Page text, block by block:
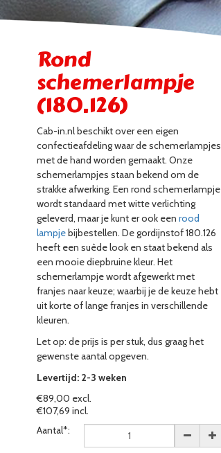
Rond
schemerlampje
(180.126)
Cab-in.nl beschikt over een eigen
confectieafdeling waar de schemerlampjes
met de hand worden gemaakt. Onze
schemerlampjes staan bekend om de
strakke afwerking. Een rond schemerlampje
wordt standaard met witte verlichting
geleverd, maar je kunt er ook een rood
lampjebijbestellen. De gordijnstof 180.126
heeft een suède look en staat bekend als
een mooie diepbruine kleur. Het
schemerlampje wordt afgewerkt met
franjes naar keuze; waarbij je de keuze hebt
uit korte of lange franjes in verschillende
kleuren.
Let op: de prijs is per stuk, dus graag het
gewenste aantal opgeven.
Levertijd: 2-3 weken
€89,00 excl.
€107,69 incl.
Aantal*: